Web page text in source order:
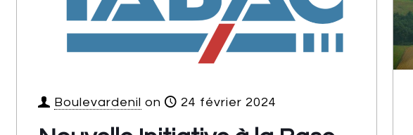
Boulevardenil on 24 février 2024